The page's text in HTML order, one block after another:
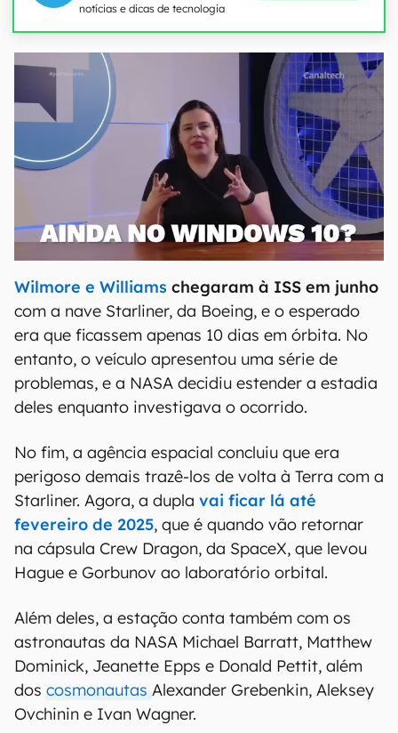
notícias e dicas de tecnologia
Wilmore e Williams chegaram à ISS em junho
com a nave Starliner, da Boeing, e o esperado
era que ficassem apenas 10 dias em órbita. No
entanto, o veículo apresentou uma série de
problemas, e a NASA decidiu estender a estadia
deles enquanto investigava o ocorrido.
No fim, a agência espacial concluiu que era
perigoso demais trazê-los de volta à Terra com a
Starliner. Agora, a dupla vai ficar lá até
fevereiro de 2025, que é quando vão retornar
na cápsula Crew Dragon, da SpaceX, que levou
Hague e Gorbunov ao laboratório orbital.
Além deles, a estação conta também com os
astronautas da NASA Michael Barratt, Matthew
Dominick, Jeanette Epps e Donald Pettit, além
dos cosmonautas Alexander Grebenkin, Aleksey
Ovchinin e Ivan Wagner.